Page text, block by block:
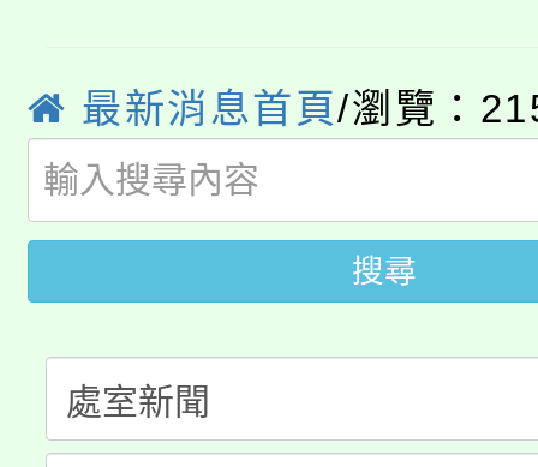
系所師生報名參加。
學籍身 分審查程序及
版
淨零綠領人才培育課程
公告本校115學年度第
代理(課)教師甄選結果(
「2026金融保險知識
桃園市115學年度學生
代理(課)教師甄選結果(
公告本校115學年度第
轉知中國文化大學推廣
最新消息首頁/瀏覽：
搜尋